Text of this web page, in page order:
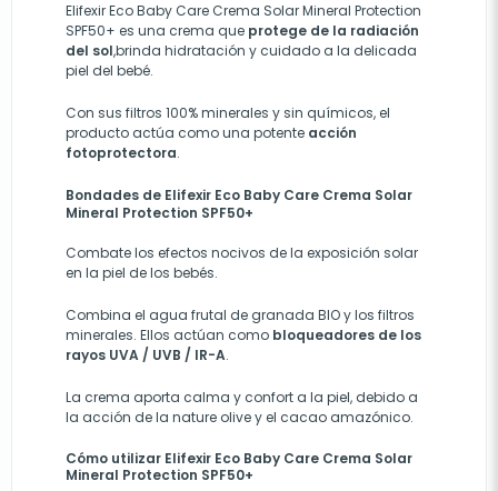
Elifexir Eco Baby Care Crema Solar Mineral Protection
SPF50+ es una crema que protege de la radiación
del sol,brinda hidratación y cuidado a la delicada
piel del bebé.
Con sus filtros 100% minerales y sin químicos, el
producto actúa como una potente acción
fotoprotectora.
Bondades de Elifexir Eco Baby Care Crema Solar
Mineral Protection SPF50+
Combate los efectos nocivos de la exposición solar
en la piel de los bebés.
Combina el agua frutal de granada BIO y los filtros
minerales. Ellos actúan como bloqueadores de los
rayos UVA / UVB / IR-A.
La crema aporta calma y confort a la piel, debido a
la acción de la nature olive y el cacao amazónico.
Cómo utilizar Elifexir Eco Baby Care Crema Solar
Mineral Protection SPF50+